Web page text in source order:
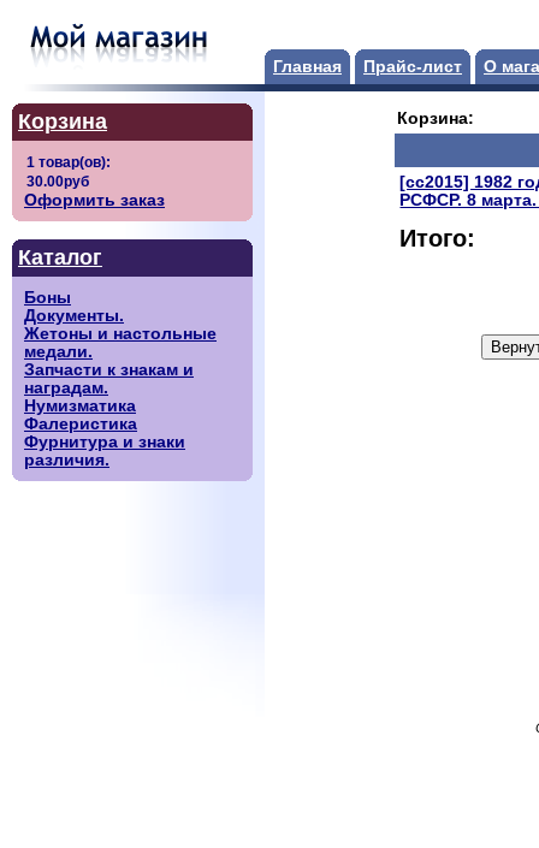
Главная Прайс-лист О
Корзина
Оформить заказ
Каталог
Боны
Документы.
Жетоны и настольные
медали.
Запчасти к знакам и
наградам.
Нумизматика
Фалеристика
Фурнитура и знаки
различия.
Корзина:
[сс2015] 1982
РСФСР. 8
Итого: